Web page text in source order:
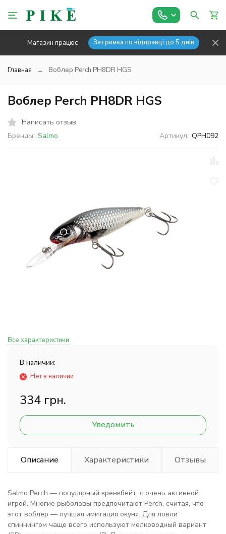
Магазин працює Затримка по відправці до 5 днів
Главная Воблер Perch PH8DR HGS
Воблер Perch PH8DR HGS
Написать отзыв
Бренды: Salmo Артикул: QPH092
Все характеристики
В наличии:
Нет в наличии
334 грн.
Уведомить
Описание Характеристики Отзывы
Salmo Perch — популярный кренкбейт, с очень активной
игрой. Многие рыболовы предпочитают Perch, считая, что
этот воблер — лучшая имитация окуня. Для ловли
спиннингом чаще всего используют мелководный вариант